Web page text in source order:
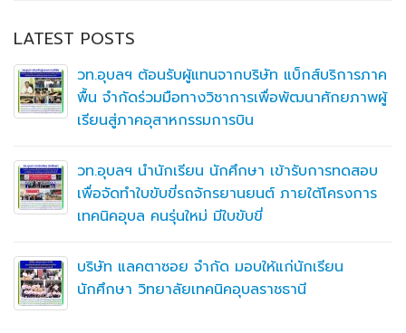
LATEST POSTS
วท.อุบลฯ ต้อนรับผู้แทนจากบริษัท แบ็กส์บริการภาค
พื้น จำกัดร่วมมือทางวิชาการเพื่อพัฒนาศักยภาพผู้
เรียนสู่ภาคอุสาหกรรมการบิน
วท.อุบลฯ นำนักเรียน นักศึกษา เข้ารับการทดสอบ
เพื่อจัดทำใบขับขี่รถจักรยานยนต์ ภายใต้โครงการ
เทคนิคอุบล คนรุ่นใหม่ มีใบขับขี่
บริษัท แลคตาซอย จำกัด มอบให้แก่นักเรียน
นักศึกษา วิทยาลัยเทคนิคอุบลราชธานี